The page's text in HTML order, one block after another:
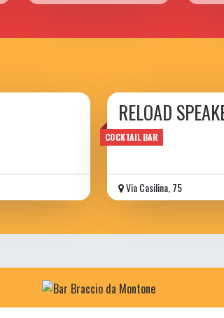
COCKTAIL BAR
RELOAD
Via Casilina, 75